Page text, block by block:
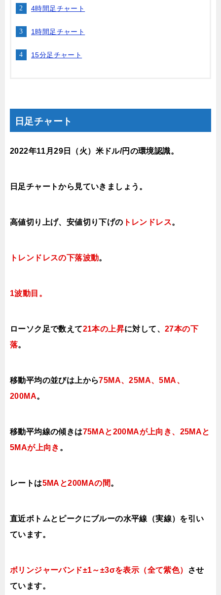
4時間足チャート
1時間足チャート
15分足チャート
日足チャート
2022年11月29 日（火）米ドル/円の環境認識。
日足チャートから見ていきましょう。
高値切り上げ、安値切り下げの トレンドレス。
トレンドレスの下落波動。
1波動目。
ローソク足で数えて21本の上昇に対して、27本の下
落。
移動平均の並びは上から75MA、25MA、5MA、
200MA。
移動平均線の傾きは75MAと200MAが上向き、25MAと
5MAが上向き 。
レートは5MAと200MAの間。
直近ボトムとピークにブルーの水平線（実線）を引い
ています。
ボリンジャーバンド±1～±3σを表示（全て紫色）
させ
ています。